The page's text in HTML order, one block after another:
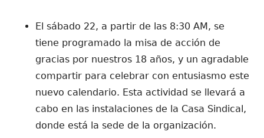
El sábado 22, a partir de las 8:30 AM, se
tiene programado la misa de acción de
gracias por nuestros 18 años, y un agradable
compartir para celebrar con entusiasmo este
nuevo calendario. Esta actividad se llevará a
cabo en las instalaciones de la Casa Sindical,
donde está la sede de la organización.